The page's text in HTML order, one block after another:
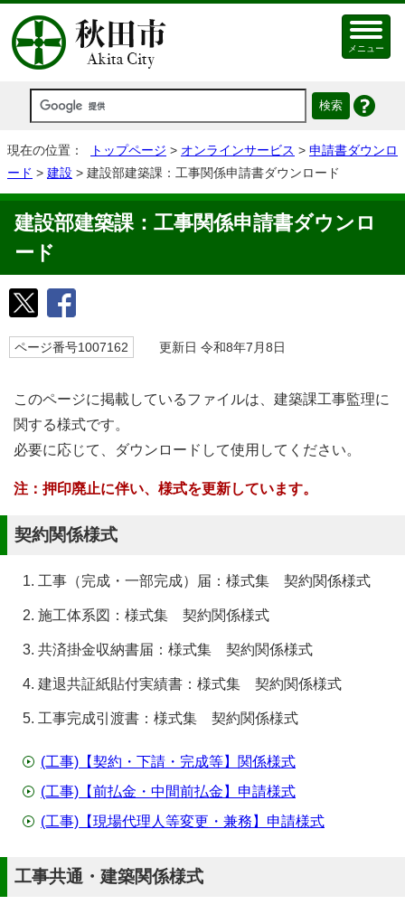
メニュー
現在の位置： トップページ > オンラインサービス > 申請書ダウンロ
ード > 建設 > 建設部建築課：工事関係申請書ダウンロード
建設部建築課：工事関係申請書ダウンロ
ード
ページ番号1007162 更新日 令和8年7月8日
このページに掲載しているファイルは、建築課工事監理に
関する様式です。
必要に応じて、ダウンロードして使用してください。
注：押印廃止に伴い、様式を更新しています。
契約関係様式
工事（完成・一部完成）届：様式集 契約関係様式
施工体系図：様式集 契約関係様式
共済掛金収納書届：様式集 契約関係様式
建退共証紙貼付実績書：様式集 契約関係様式
工事完成引渡書：様式集 契約関係様式
(工事)【契約・下請・完成等】関係様式
(工事)【前払金・中間前払金】申請様式
(工事)【現場代理人等変更・兼務】申請様式
工事共通・建築関係様式